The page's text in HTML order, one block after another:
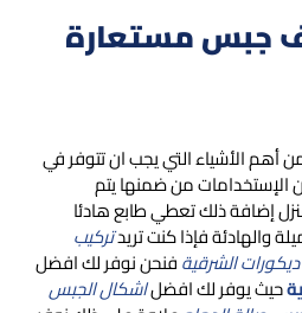
جبس مستعارة
أهم الأشياء التي يجب ان تتوفر في
الإستخدامات من ضمنها يتم
إضافة ذلك تعطي طابع هادئا
والهادئة فإذا كنت تريدتركيب
الشرقيةفنحن نوفر لك افضل
حيث يوفر لك افضلاشكال الجبس